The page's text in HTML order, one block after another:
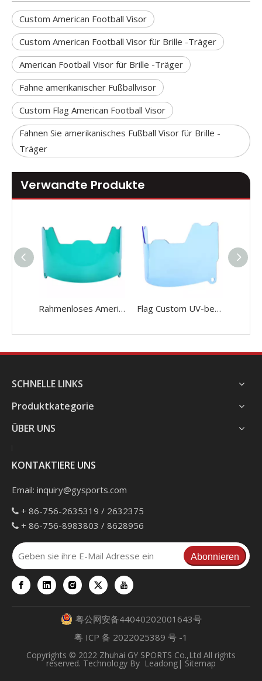
Custom American Football Visor
Custom American Football Visor für Brille -Träger
American Football Visor für Brille -Träger
Fahne amerikanischer Fußballvisor
Custom Flag American Football Visor
Fahnen Sie amerikanisches Fußball Visor für Brille -
Träger
Verwandte Produkte
Rahmenloses American-Football-Augenschutzvisier mit Flagge Flag Custom UV-beständiges American-Football-Visier
SCHNELLE LINKS
Produktkategorie
ÜBER UNS
KONTAKTIERE UNS
Email: inquiry@gysports.com
 + 86-756-2635319 / 2632375
 + 86-756-8983803 / 8628956
Abonnieren
粤公网安备44040202001643号
粤 ICP 备 2022025389 号 -1
Copyrights © 2022 Zhuhai GY SPORTS Co.,Ltd All rights
reserved. Technology By Leadong | Sitemap